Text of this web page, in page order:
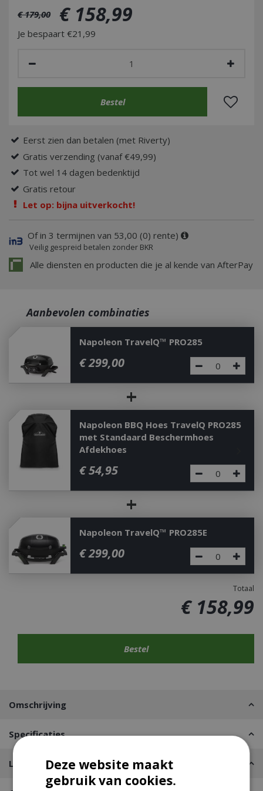
€ 179,00 € 158,99
Je bespaart €21,99
Eerst zien dan betalen (met Riverty)
Gratis verzending (vanaf €49,99)
Tot wel 14 dagen bedenktijd
Gratis retour
Let op: bijna uitverkocht!
Of in 3 termijnen van 53,00 (0) rente)
Veilig gespreid betalen zonder BKR
Alle diensten en producten die je al kende van AfterPay
Aanbevolen combinaties
Napoleon TravelQ™ PRO285
€299,00
+
Napoleon BBQ Hoes TravelQ PRO285
met Standaard Beschermhoes
Afdekhoes
€ 54,95
+
Napoleon TravelQ™ PRO285E
€299,00
Totaal
€ 158,99
Omschrijving
Specificaties
Leveren of Afhalen
Deze website maakt
gebruik van cookies.